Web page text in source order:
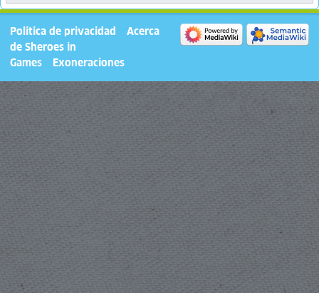
Política de privacidad
Acerca
de Sheroes in
Games
Exoneraciones